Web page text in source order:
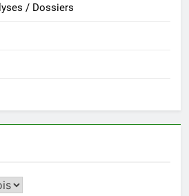
/ Dossiers